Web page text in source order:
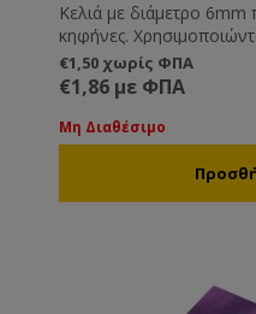
Κελιά με διάμετρο
κηφήνες.
αυτού του τύπου τις
κελιά από τα οποία θα
χρήσιμο στην
βαρροϊκής ακαρίασης
κηφηνόγονο όταν το
σφραγιστεί) καθώς και
€1,50 χωρίς ΦΠΑ
€1,86 με ΦΠΑ
Μη Διαθέσιμο